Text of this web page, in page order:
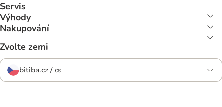
Servis
Výhody
Nakupování
Zvolte zemi
bitiba.cz / cs